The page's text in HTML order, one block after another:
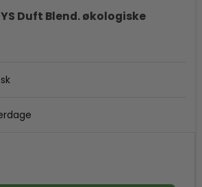
Duft Blend. økologiske